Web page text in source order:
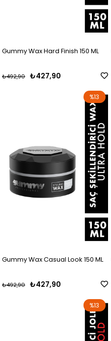
Gummy Wax Hard Finish 150 ML
₺427,90
₺492,90
Gummy Wax Casual Look 150 ML
₺427,90
₺492,90
%13
%13